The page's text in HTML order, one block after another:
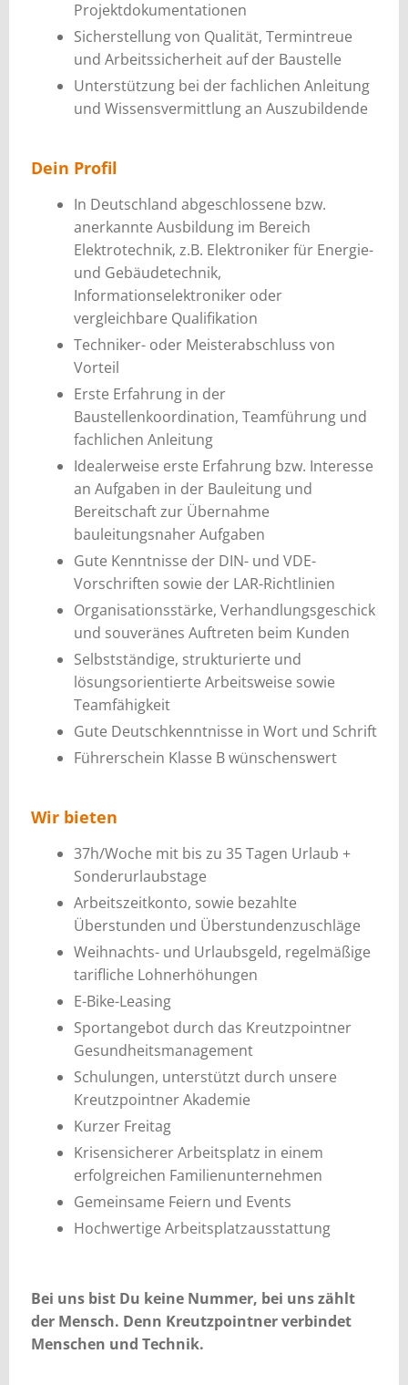
Projektdokumentationen
Sicherstellung von Qualität, Termintreue
und Arbeitssicherheit auf der Baustelle
Unterstützung bei der fachlichen Anleitung
und Wissensvermittlung an Auszubildende
Dein Profil
In Deutschland abgeschlossene bzw.
anerkannte Ausbildung im Bereich
Elektrotechnik, z.B. Elektroniker für Energie-
und Gebäudetechnik,
Informationselektroniker oder
vergleichbare Qualifikation
Techniker- oder Meisterabschluss von
Vorteil
Erste Erfahrung in der
Baustellenkoordination, Teamführung und
fachlichen Anleitung
Idealerweise erste Erfahrung bzw. Interesse
an Aufgaben in der Bauleitung und
Bereitschaft zur Übernahme
bauleitungsnaher Aufgaben
Gute Kenntnisse der DIN- und VDE-
Vorschriften sowie der LAR-Richtlinien
Organisationsstärke, Verhandlungsgeschick
und souveränes Auftreten beim Kunden
Selbstständige, strukturierte und
lösungsorientierte Arbeitsweise sowie
Teamfähigkeit
Gute Deutschkenntnisse in Wort und Schrift
Führerschein Klasse B wünschenswert
Wir bieten
37h/Woche mit bis zu 35 Tagen Urlaub +
Sonderurlaubstage
Arbeitszeitkonto, sowie bezahlte
Überstunden und Überstundenzuschläge
Weihnachts- und Urlaubsgeld, regelmäßige
tarifliche Lohnerhöhungen
E-Bike-Leasing
Sportangebot durch das Kreutzpointner
Gesundheitsmanagement
Schulungen, unterstützt durch unsere
Kreutzpointner Akademie
Kurzer Freitag
Krisensicherer Arbeitsplatz in einem
erfolgreichen Familienunternehmen
Gemeinsame Feiern und Events
Hochwertige Arbeitsplatzausstattung
Bei uns bist Du keine Nummer, bei uns zählt
der Mensch. Denn Kreutzpointner verbindet
Menschen und Technik.